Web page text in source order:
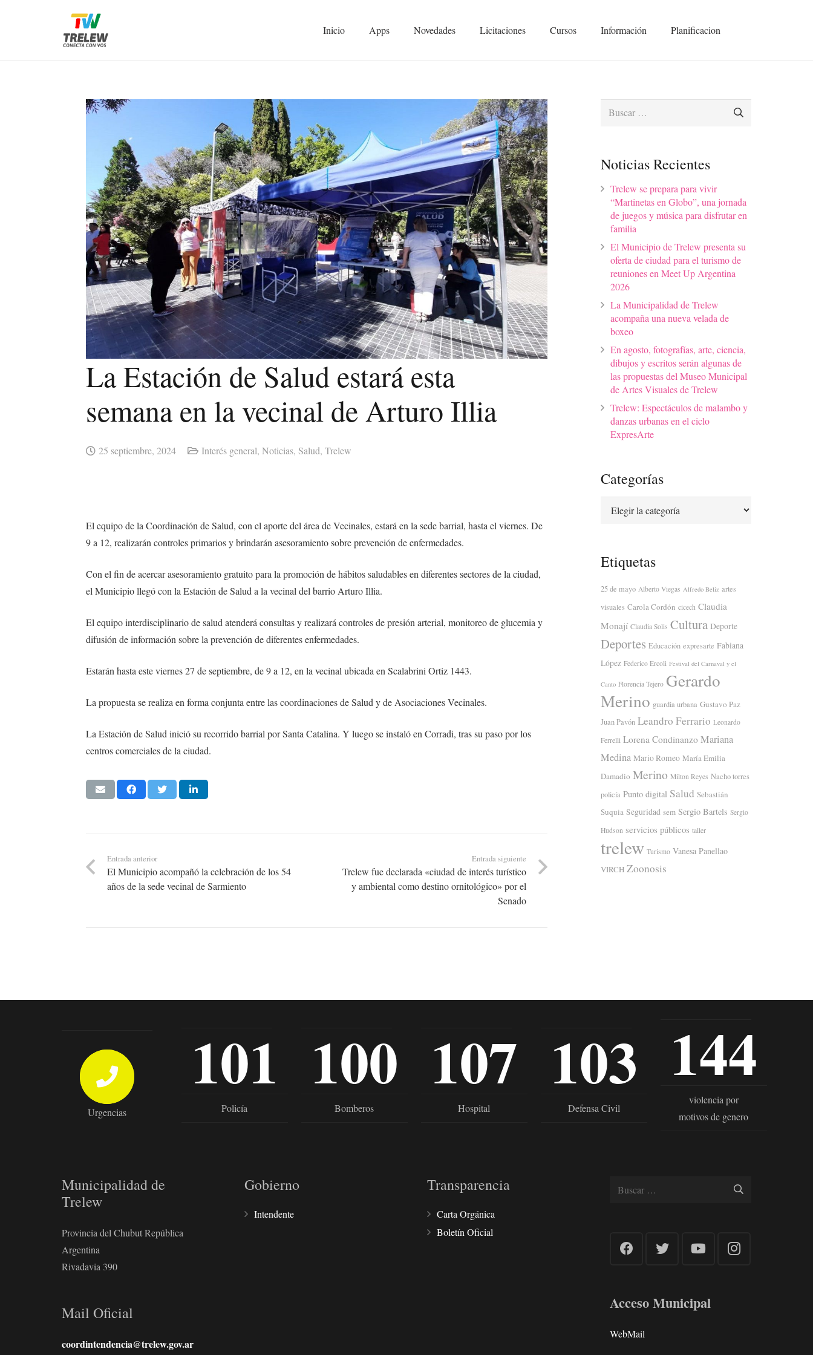
Inicio Apps Novedades Licitaciones Cursos Información Planificacion
La Estación de Salud estará esta
semana en la vecinal de Arturo Illia
25 septiembre, 2024 Interés general, Noticias, Salud, Trelew
El equipo de la Coordinación de Salud, con el aporte del área de Vecinales, estará en la sede barrial, hasta el viernes. De
9 a 12, realizarán controles primarios y brindarán asesoramiento sobre prevención de enfermedades.
Con el fin de acercar asesoramiento gratuito para la promoción de hábitos saludables en diferentes sectores de la ciudad,
el Municipio llegó con la Estación de Salud a la vecinal del barrio Arturo Illia.
El equipo interdisciplinario de salud atenderá consultas y realizará controles de presión arterial, monitoreo de glucemia y
difusión de información sobre la prevención de diferentes enfermedades.
Estarán hasta este viernes 27 de septiembre, de 9 a 12, en la vecinal ubicada en Scalabrini Ortiz 1443.
La propuesta se realiza en forma conjunta entre las coordinaciones de Salud y de Asociaciones Vecinales.
La Estación de Salud inició su recorrido barrial por Santa Catalina. Y luego se instaló en Corradi, tras su paso por los
centros comerciales de la ciudad.
Entrada anterior
El Municipio acompañó la celebración de los 54
años de la sede vecinal de Sarmiento
Entrada siguiente
Trelew fue declarada «ciudad de interés turístico
y ambiental como destino ornitológico» por el
Senado
Buscar:
Noticias Recientes
Trelew se prepara para vivir
“Martinetas en Globo”, una jornada
de juegos y música para disfrutar en
familia
El Municipio de Trelew presenta su
oferta de ciudad para el turismo de
reuniones en Meet Up Argentina
2026
La Municipalidad de Trelew
acompaña una nueva velada de
boxeo
En agosto, fotografías, arte, ciencia,
dibujos y escritos serán algunas de
las propuestas del Museo Municipal
de Artes Visuales de Trelew
Trelew: Espectáculos de malambo y
danzas urbanas en el ciclo
ExpresArte
Categorías
Etiquetas
25 de mayo Alberto Viegas Alfredo Beliz artes
visuales Carola Cordón cicech Claudia
Monají Claudia Solis Cultura Deporte
Deportes Educación expresarte Fabiana
López Federico Ercoli Festival del Carnaval y el
Canto Florencia Tejero Gerardo
Merino guardia urbana Gustavo Paz
Juan Pavón Leandro Ferrario Leonardo
Ferrelli Lorena Condinanzo Mariana
Medina Mario Romeo María Emilia
Damadio Merino Milton Reyes Nacho torres
policía Punto digital Salud Sebastián
Suquia Seguridad sem Sergio Bartels Sergio
Hudson servicios públicos taller
trelew Turismo Vanesa Panellao
VIRCH Zoonosis
Urgencias
101
Policía
100
Bomberos
107
Hospital
103
Defensa Civil
144
violencia por
motivos de genero
Municipalidad de
Trelew
Provincia del Chubut República
Argentina
Rivadavia 390
Mail Oficial
coordintendencia@trelew.gov.ar
Gobierno
Intendente
Transparencia
Carta Orgánica
Boletín Oficial
Acceso Municipal
WebMail